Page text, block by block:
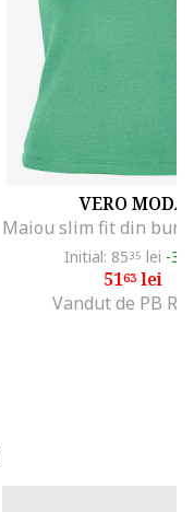
VERO MODA
Initial: 8535 lei -
5163lei
Vandut de PB